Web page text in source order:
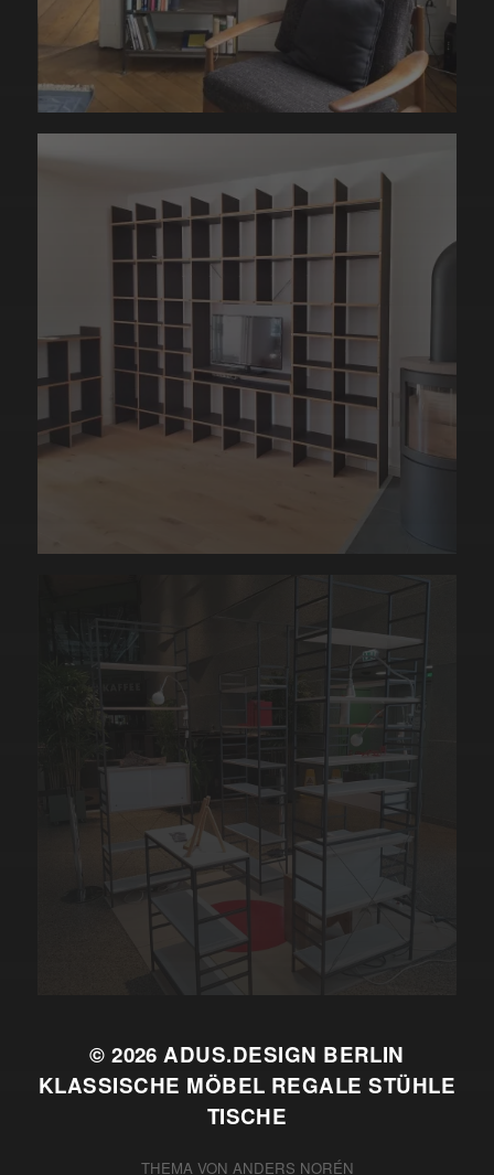
© 2026ADUS.DESIGN BERLIN
KLASSISCHE MÖBEL REGALE STÜHLE
TISCHE
THEMA VON ANDERS NORÉN